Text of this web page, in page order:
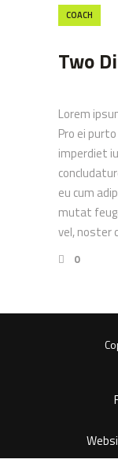
COACH
Two
Lorem
Pro ei
imperdiet
eu cum
mutat
vel, noster
0